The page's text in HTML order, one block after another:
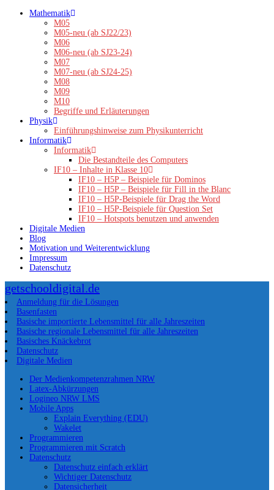
Zum
Mathematik
M05
M05-neu (ab SJ22/23)
M06
M06-neu (ab SJ23-24)
M07
M07-neu (ab SJ24-25)
M08
M09
M10
Begriffe und Erläuterungen
Physik
Einführungshinweise zum Physikunterricht
Informatik
Informatik
Die Bestandteile des Computers
IF10 – Inhalte in Klasse 10
IF10 – H5P – Beispiele für Dominos
IF10 – H5P – Beispiele für Fill in the Blanc
IF10 – H5P-Beispiele für Drag the Word
IF10 – H5P-Beispiele für Question Set
IF10 – Hotspots benutzen und anwenden
Digitale Medien
Blog
Motivation und Weiterentwicklung
Impressum
Datenschutz
getschooldigital.de
Anmeldung für die Lösungen
Basenfasten
Basische importierte Lebensmittel für alle Jahreszeiten
Basische regionale Lebensmittel für alle Jahreszeiten
Basisches Knäckebrot
Datenschutz
Digitale Medien
Der Medienkompetenzrahmen NRW
Latex-Abkürzungen
Logineo NRW LMS
Mobile Apps
Explain Everything (EDU)
Wakelet
Programmieren
Programmieren mit Scratch
Datenschutz
Datenschutz einfach erklärt
Wichtiger Datenschutz
Datensicherheit